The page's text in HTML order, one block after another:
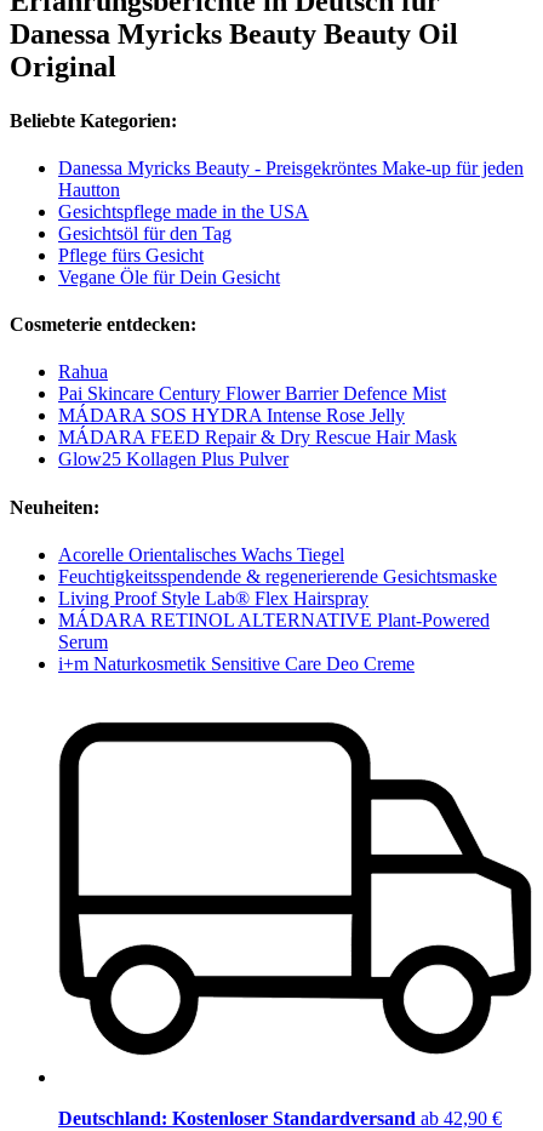
Danessa Myricks Beauty Beauty Oil
Original
Beliebte Kategorien:
Danessa Myricks Beauty - Preisgekröntes Make-up für jeden
Hautton
Gesichtspflege made in the USA
Gesichtsöl für den Tag
Pflege fürs Gesicht
Vegane Öle für Dein Gesicht
Cosmeterie entdecken:
Rahua
Pai Skincare Century Flower Barrier Defence Mist
MÁDARA SOS HYDRA Intense Rose Jelly
MÁDARA FEED Repair & Dry Rescue Hair Mask
Glow25 Kollagen Plus Pulver
Neuheiten:
Acorelle Orientalisches Wachs Tiegel
Feuchtigkeitsspendende & regenerierende Gesichtsmaske
Living Proof Style Lab® Flex Hairspray
MÁDARA RETINOL ALTERNATIVE Plant-Powered
Serum
i+m Naturkosmetik Sensitive Care Deo Creme
Deutschland: Kostenloser Standardversand ab 42,90 €